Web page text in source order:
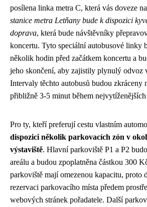
posílena linka metra C, která vás doveze
stanice metra Letňany bude k dispozici
doprava, která bude návštěvníky
koncertu. Tyto speciální autobusové linky
několik hodin před začátkem koncertu a
jeho skončení, aby zajistily plynulý odvoz
Intervaly těchto autobusů budou zkráceny
přibližně 3-5 minut během
Pro ty, kteří preferují cestu vlastním
dispozici několik parkovacích zón v
výstaviště. Hlavní parkoviště P1 a P2
areálu a budou zpoplatněna částkou 300
parkoviště mají omezenou kapacitu, proto
rezervaci parkovacího místa předem
webových stránek pořadatele. Další